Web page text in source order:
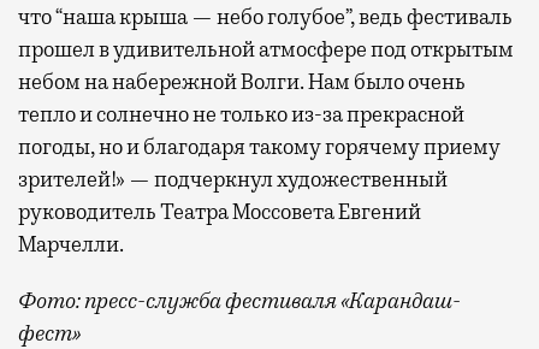
что “наша крыша — небо голубое”, ведь фестиваль
прошел в удивительной атмосфере под открытым
небом на набережной Волги. Нам было очень
тепло и солнечно не только из-за прекрасной
погоды, но и благодаря такому горячему приему
зрителей!» — подчеркнул художественный
руководитель Театра Моссовета Евгений
Марчелли.
Фото: пресс-служба фестиваля «Карандаш-
фест»